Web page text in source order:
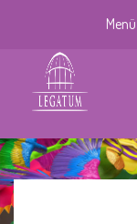
Menü